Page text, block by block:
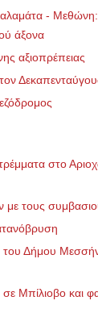
-
άξονα
αξιοπρέπειας
στο
με τους
Δήμου
Μπίλιοβο και